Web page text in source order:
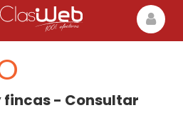
fincas - Consultar